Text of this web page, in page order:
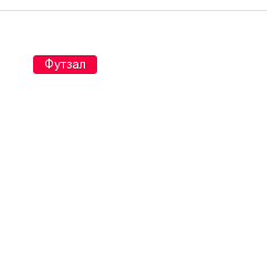
Футзал